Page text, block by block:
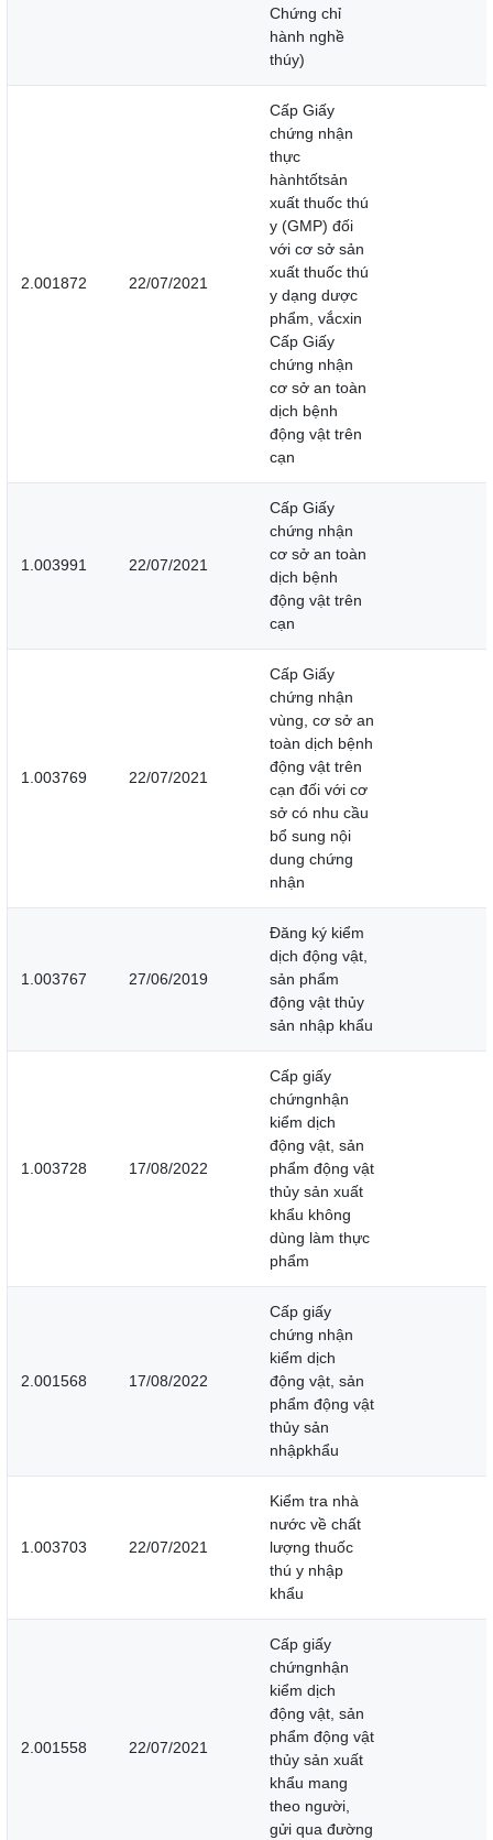
Chứng chỉ
hành nghề
thúy)
2.001872 22/07/2021
Cấp Giấy
chứng nhận
thực
hànhtốtsản
xuất thuốc thú
y (GMP) đối
với cơ sở sản
xuất thuốc thú
y dạng dược
phẩm, vắcxin
Cấp Giấy
chứng nhận
cơ sở an toàn
dịch bệnh
động vật trên
cạn
1.003991 22/07/2021
Cấp Giấy
chứng nhận
cơ sở an toàn
dịch bệnh
động vật trên
cạn
1.003769 22/07/2021
Cấp Giấy
chứng nhận
vùng, cơ sở an
toàn dịch bệnh
động vật trên
cạn đối với cơ
sở có nhu cầu
bổ sung nội
dung chứng
nhận
1.003767 27/06/2019
Đăng ký kiểm
dịch động vật,
sản phẩm
động vật thủy
sản nhập khẩu
1.003728 17/08/2022
Cấp giấy
chứngnhận
kiểm dịch
động vật, sản
phẩm động vật
thủy sản xuất
khẩu không
dùng làm thực
phẩm
2.001568 17/08/2022
Cấp giấy
chứng nhận
kiểm dịch
động vật, sản
phẩm động vật
thủy sản
nhậpkhẩu
1.003703 22/07/2021
Kiểm tra nhà
nước về chất
lượng thuốc
thú y nhập
khẩu
2.001558 22/07/2021
Cấp giấy
chứngnhận
kiểm dịch
động vật, sản
phẩm động vật
thủy sản xuất
khẩu mang
theo người,
gửi qua đường